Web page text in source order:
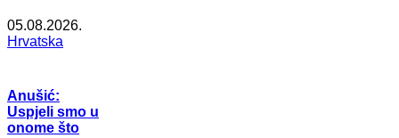
05.08.2026.
Hrvatska
Anušić:
Uspjeli smo u
onome što